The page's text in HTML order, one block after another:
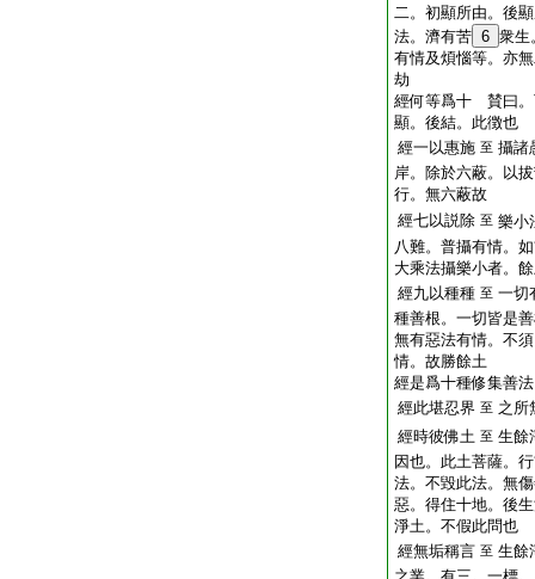
二。初顯所由。後
法。濟有苦 6 衆生
有情及煩惱等。亦
劫
經何等爲十 賛曰。
顯。後結。此徴也
經一以惠施 至 攝諸
岸。除於六蔽。以
行。無六蔽故
經七以説除 至 樂小
八難。普攝有情。
大乘法攝樂小者。
經九以種種 至 一切
種善根。一切皆是
無有惡法有情。不
情。故勝餘土
經是爲十種修集善
經此堪忍界 至 之
經時彼佛土 至 生餘
因也。此土菩薩。
法。不毀此法。無
惡。得住十地。後
淨土。不假此問也
經無垢稱言 至 生餘